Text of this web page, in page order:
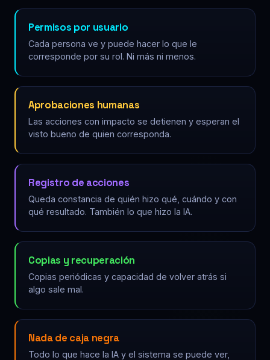
Permisos por usuario
Cada persona ve y puede hacer lo que le
corresponde por su rol. Ni más ni menos.
Aprobaciones humanas
Las acciones con impacto se detienen y esperan el
visto bueno de quien corresponda.
Registro de acciones
Queda constancia de quién hizo qué, cuándo y con
qué resultado. También lo que hizo la IA.
Copias y recuperación
Copias periódicas y capacidad de volver atrás si
algo sale mal.
Nada de caja negra
Todo lo que hace la IA y el sistema se puede ver,